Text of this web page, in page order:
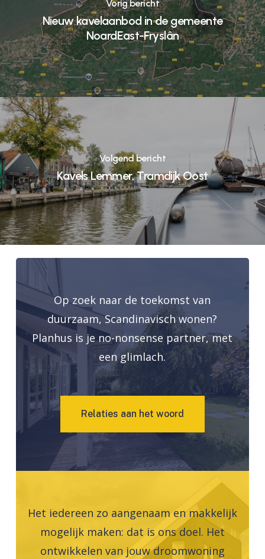
Vorig bericht
Nieuw kavelaanbod in de gemeente
NoardEast-Fryslân
Volgend bericht
Kavels Lemmer, Tramdijk Oost
Op zoek naar de toekomst van
duurzaam, Scandinavisch wonen?
Planhus is je no-nonsense partner, met
een glimlach.
Relaties aan het woord
Het iedereen zo aangenaam en makkelijk
mogelijk maken: dat is ons doel. Het
ontwikkelen van jouw droomwoning